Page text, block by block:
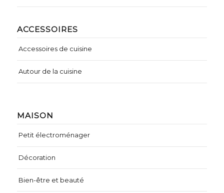
MAISON
Petit électroménager
Décoration
Bien-être et beauté
ACCESSOIRES
Accessoires de cuisine
Autour de la cuisine